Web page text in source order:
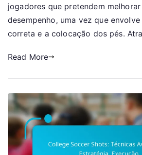
jogadores que pretendem melhorar
desempenho, uma vez que
correta e a colocação dos pés.
Read More